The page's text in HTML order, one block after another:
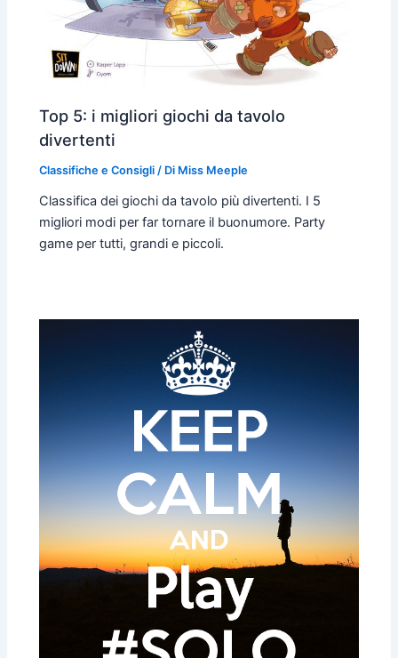
Top 5: i migliori giochi da tavolo
divertenti
Classifiche e Consigli / Di Miss Meeple
Classifica dei giochi da tavolo più divertenti. I 5
migliori modi per far tornare il buonumore. Party
game per tutti, grandi e piccoli.